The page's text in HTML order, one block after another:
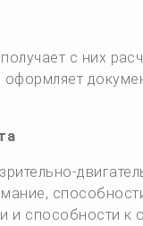
с них
оформляет
и способности к